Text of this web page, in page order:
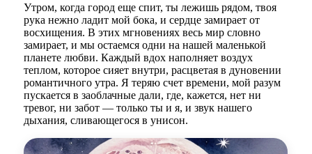
Утром, когда город еще спит, ты лежишь рядом, твоя
рука нежно ладит мой бока, и сердце замирает от
восхищения. В этих мгновениях весь мир словно
замирает, и мы остаемся одни на нашей маленькой
планете любви. Каждый вдох наполняет воздух
теплом, которое сияет внутри, расцветая в дуновении
романтичного утра. Я теряю счет времени, мой разум
пускается в заоблачные дали, где, кажется, нет ни
тревог, ни забот — только ты и я, и звук нашего
дыхания, сливающегося в унисон.